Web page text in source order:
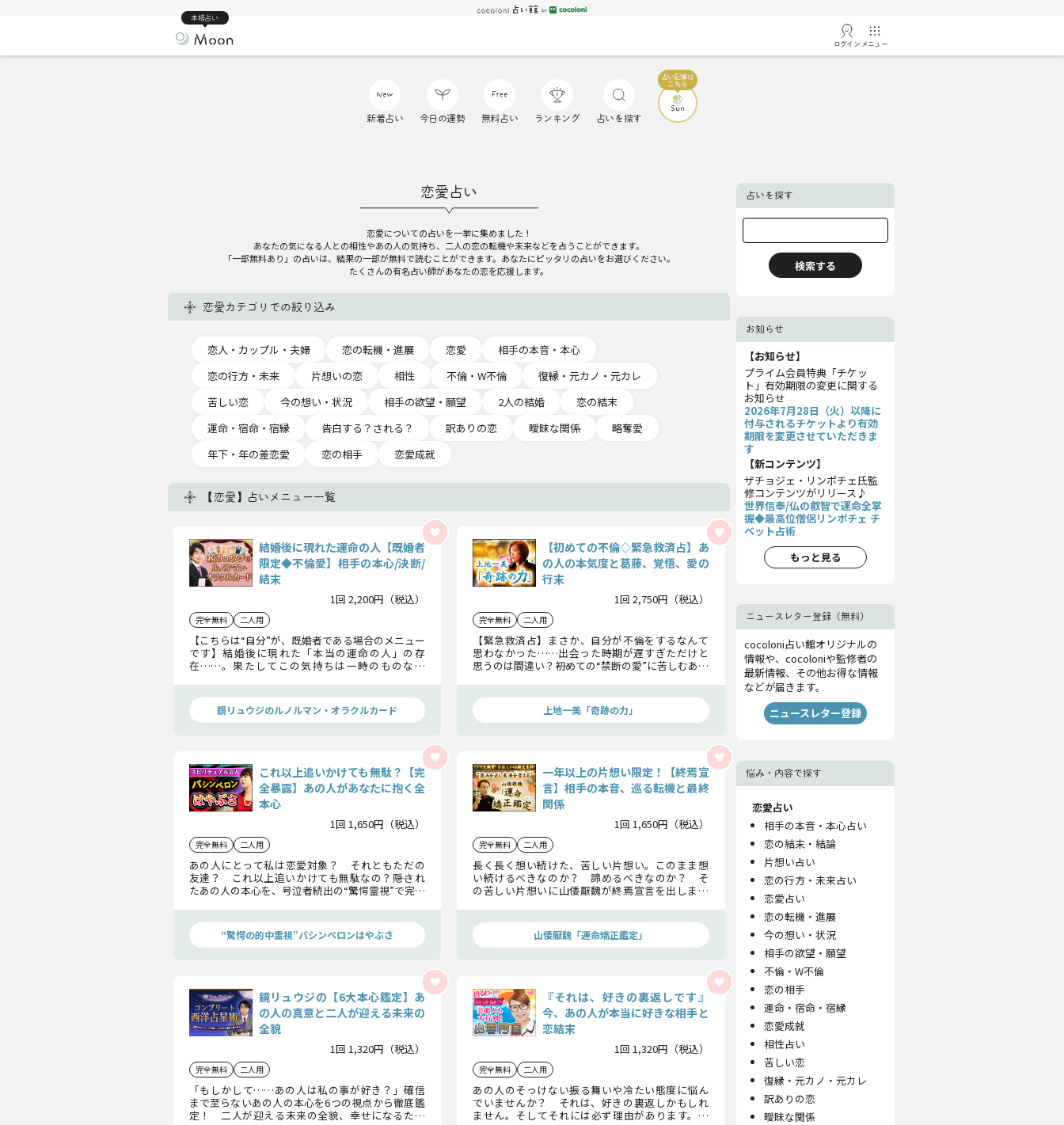
本格占い
ログイン メニュー
新着占い 今日の運勢 無料占い ランキング 占いを探す
恋愛占い
恋愛についての占いを一挙に集めました！
あなたの気になる人との相性やあの人の気持ち、二人の恋の転機や未来などを占うことができます。
「一部無料あり」の占いは、結果の一部が無料で読むことができます。あなたにピッタリの占いをお選びください。
たくさんの有名占い師があなたの恋を応援します。
恋愛カテゴリでの絞り込み
恋人・カップル・夫婦 恋の転機・進展 恋愛
相手の本音・本心
恋の行方・未来
片想いの恋 相性 不倫・W不倫
復縁・元カノ・元カレ
苦しい恋
今の想い・状況 相手の欲望・願望 2人の結婚
恋の結末
運命・宿命・宿縁
告白する？される？ 訳ありの恋 曖昧な関係
略奪愛
年下・年の差恋愛
恋の相手 恋愛成就
【恋愛】占いメニュー一覧
結婚後に現れた運命の人【既婚者
限定◆不倫愛】相手の本心/決断/
結末
1回 2,200円（税込）
完全無料 二人用
【こちらは“自分”が、既婚者である場合のメニュー
です】結婚後に現れた「本当の運命の人」の存
在……。果たしてこの気持ちは一時のものなの
の結末まで未来をお見せしましょう。
鏡リュウジのルノルマン・オラクルカード
【初めての不倫◇緊急救済占】あ
の人の本気度と葛藤、覚悟、愛の
行末
1回 2,750円（税込）
完全無料 二人用
【緊急救済占】まさか、自分が不倫をするなんて
思わなかった……出会った時期が遅すぎただけと
思うのは間違い？――初めての“禁断の愛”に苦しむあな
上地一美「奇跡の力」
これ以上追いかけても無駄？【完
全暴露】あの人があなたに抱く全
本心
1回 1,650円（税込）
完全無料 二人用
あの人にとって私は恋愛対象？ それともただの
友達？ これ以上追いかけても無駄なの？――隠され
たあの人の本心を、号泣者続出の“驚愕霊視”で完全
“驚愕の的中霊視”パシンペロンはやぶさ
一年以上の片想い限定！【終焉宣
言】相手の本音、巡る転機と最終
関係
1回 1,650円（税込）
完全無料 二人用
長く長く想い続けた、苦しい片想い。このまま想
い続けるべきなのか？ 諦めるべきなのか？ そ
の苦しい片想いに山倭厭魏が終焉宣言を出しまし
で……すべてお伝えします！
山倭厭魏「運命矯正鑑定」
鏡リュウジの【6大本心鑑定】あ
の人の真意と二人が迎える未来の
全貌
1回 1,320円（税込）
完全無料 二人用
「もしかして……あの人は私の事が好き？」確信
まで至らないあの人の本心を6つの視点から徹底鑑
定！ 二人が迎える未来の全貌、幸せになるため
『それは、好きの裏返しです』
今、あの人が本当に好きな相手と
恋結末
1回 1,320円（税込）
完全無料 二人用
あの人のそっけない振る舞いや冷たい態度に悩ん
でいませんか？ それは、好きの裏返しかもしれ
ません。そしてそれには必ず理由があります。さ
占いを探す
お知らせ
【お知らせ】
プライム会員特典「チケッ
ト」有効期限の変更に関する
お知らせ
2026年7月28日（火）以降に
付与されるチケットより有効
期限を変更させていただきま
す
【新コンテンツ】
ザチョジェ・リンポチェ氏監
修コンテンツがリリース♪
世界信奉/仏の叡智で運命全掌
握◆最高位僧侶リンポチェ チ
ベット占術
もっと見る
ニュースレター登録（無料）
cocoloni占い館オリジナルの
情報や、cocoloniや監修者の
最新情報、その他お得な情報
などが届きます。
ニュースレター登録
悩み・内容で探す
恋愛占い
相手の本音・本心占い
恋の結末・結論
片想い占い
恋の行方・未来占い
恋愛占い
恋の転機・進展
今の想い・状況
相手の欲望・願望
不倫・W不倫
恋の相手
運命・宿命・宿縁
恋愛成就
相性占い
苦しい恋
復縁・元カノ・元カレ
訳ありの恋
曖昧な関係